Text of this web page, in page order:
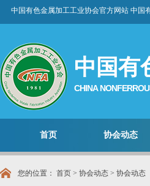
中国有色金属加工工业协会官方网站 中国
中国有
CHINA
首页 协会动态
您的位置： 首页 > 协会动态 > 协会动态